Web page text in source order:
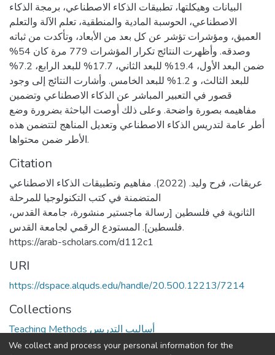
البيانات وهيكلتها، تطبيقات الذكاء الاصطناعي، برمجة الذكاء
الاصطناعي، الحوسبة المادية والمنطقية، تعلم الآلة والتعلم
العميق، ومؤشرات تؤشر عن كل بعد من الأبعاد، وتأكدت من ثباته
وصدقه. وأظهرت النتائج تكرار المؤشرات 779 مرة كان 54%
ضمن البعد الأول، 19.4% للبعد الثاني، 17.7% للبعد الرابع، 7.2%
للبعد الثالث، و 1.2% للبعد الخامس. وأشارت النتائج إلى وجود
قصور في التعبير المباشر عن الذكاء الاصطناعي وتضمين
مفاهيمه بصورة واضحة. وعلى ذلك أوصت الباحثة بضرورة وضع
أطر عامة لتدريس الذكاء الاصطناعي وتعديل المناهج لتتضمن هذه
الأطر ضمن محتواها.
Citation
عريقات، فرح وليد. (2022). مفاهيم وتطبيقات الذكاء الاصطناعي
المتضمنة في كتب التكنولوجيا للمرحلة
الثانوية في فلسطين [رسالة ماجستير منشورة، جامعة القدس،
فلسطين]. المستودع الرقمي لجامعة القدس.
https://arab-scholars.com/d112c1
URI
https://dspace.alquds.edu/handle/20.500.12213/7214
Collections
Teaching Methods أساليب التدريس
We collect and process your personal information for the